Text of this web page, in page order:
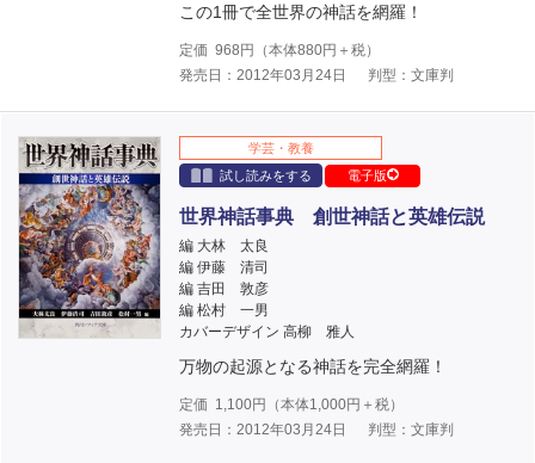
この1冊で全世界の神話を網羅！
定価 968 円（本体880円＋税）
発売日：2012年03月24日
判型：文庫判
学芸・教養
試し読みをする
電子版
世界神話事典 創世神話と英雄伝説
編 大林 太良
編 伊藤 清司
編 吉田 敦彦
編 松村 一男
カバーデザイン 高柳 雅人
万物の起源となる神話を完全網羅！
定価 1,100円（本体1,000円＋税）
発売日：2012年03月24日
判型：文庫判